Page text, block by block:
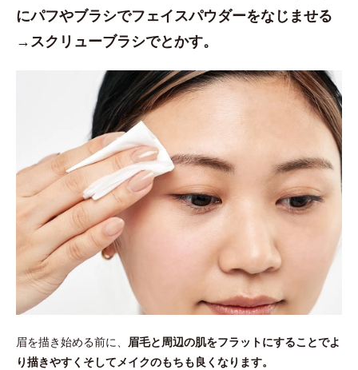
にパフやブラシでフェイスパウダーをなじませる
→スクリューブラシでとかす。
眉を描き始める前に、 眉毛と周辺の肌をフラットにすることでよ
り描きやすくそしてメイクのもちも良くなります。